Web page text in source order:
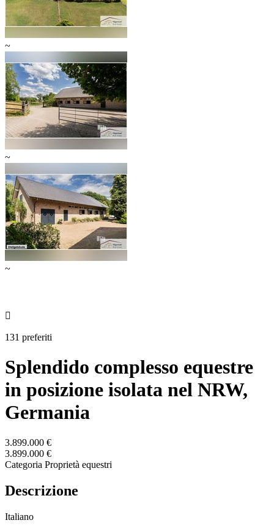
~
~
~

131 preferiti
Splendido complesso equestre
in posizione isolata nel NRW,
Germania
3.899.000 €
3.899.000 €
Categoria Proprietà equestri
Descrizione
Italiano